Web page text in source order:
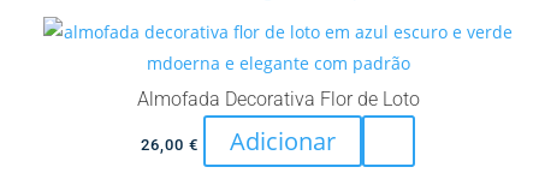
Almofada Decorativa Flor de Loto
26,00 € Adicionar